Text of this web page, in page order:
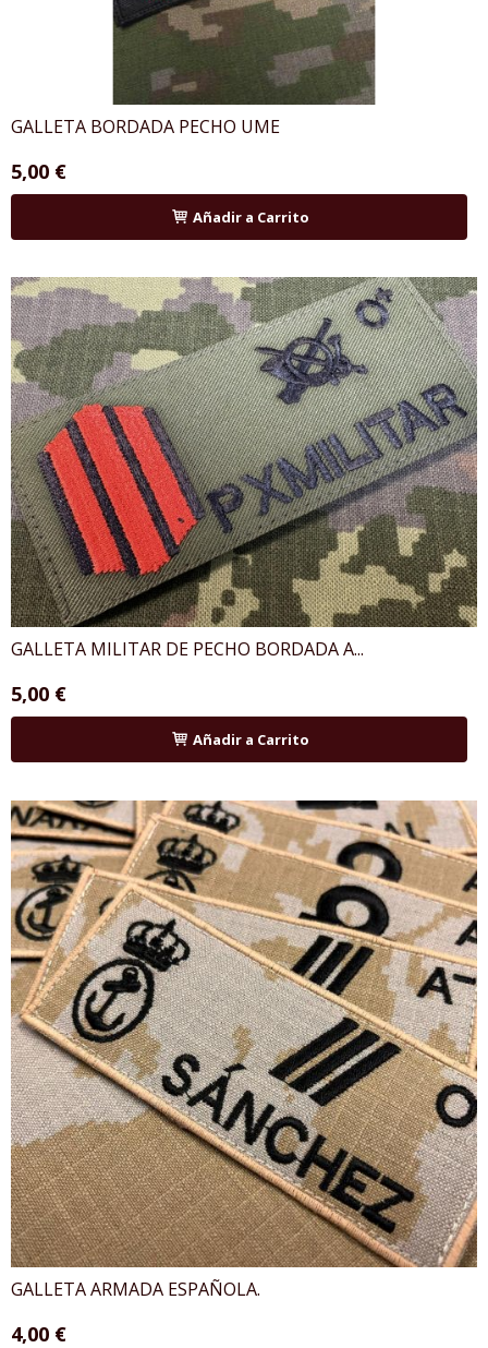
GALLETA BORDADA PECHO UME
5,00 €
Añadir a Carrito
GALLETA MILITAR DE PECHO BORDADA A...
5,00 €
Añadir a Carrito
GALLETA ARMADA ESPAÑOLA.
4,00 €